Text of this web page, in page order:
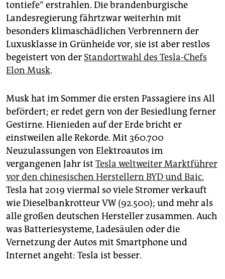
tontiefe“ erstrahlen. Die brandenburgische
Landesregierung fährtzwar weiterhin mit
besonders klimaschädlichen Verbrennern der
Luxusklasse in Grünheide vor, sie ist aber restlos
begeistert von der Standortwahl des Tesla-Chefs
Elon Musk.
Musk hat im Sommer die ersten Passagiere ins All
befördert; er redet gern von der Besiedlung ferner
Gestirne. Hienieden auf der Erde bricht er
einstweilen alle Rekorde. Mit 360.700
Neuzulassungen von Elektroautos im
vergangenen Jahr ist Tesla weltweiter Marktführer
vor den chinesischen Herstellern BYD und Baic.
Tesla hat 2019 viermal so viele Stromer verkauft
wie Dieselbankrotteur VW (92.500); und mehr als
alle großen deutschen Hersteller zusammen. Auch
was Batteriesysteme, Ladesäulen oder die
Vernetzung der Autos mit Smartphone und
Internet angeht: Tesla ist besser.